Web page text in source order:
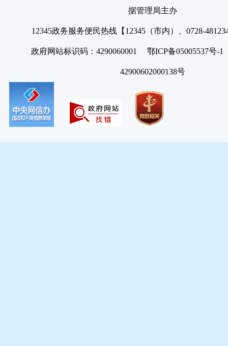
据管理局主办
12345政务服务便民热线【12345（市内）、0728-
政府网站标识码：4290060001 鄂ICP备05005537号
42900602000138号